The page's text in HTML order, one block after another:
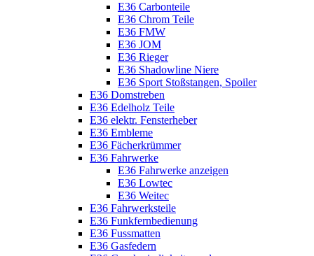
E36 Carbonteile
E36 Chrom Teile
E36 FMW
E36 JOM
E36 Rieger
E36 Shadowline Niere
E36 Sport Stoßstangen, Spoiler
E36 Domstreben
E36 Edelholz Teile
E36 elektr. Fensterheber
E36 Embleme
E36 Fächerkrümmer
E36 Fahrwerke
E36 Fahrwerke anzeigen
E36 Lowtec
E36 Weitec
E36 Fahrwerksteile
E36 Funkfernbedienung
E36 Fussmatten
E36 Gasfedern